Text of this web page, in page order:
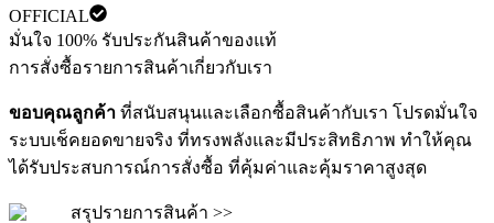
OFFICIAL
มั่นใจ 100% รับประกันสินค้าของแท้
การสั่งซื้อรายการสินค้าเกี่ยวกับเรา
ขอบคุณลูกค้า ที่สนับสนุนและเลือกซื้อสินค้ากับเรา โปรดมั่นใจ
ระบบเช็คยอดขายจริง ที่ทรงพลังและมีประสิทธิภาพ ทำให้คุณ
ได้รับประสบการณ์การสั่งซื้อ ที่คุ้มค่าและคุ้มราคาสูงสุด
สรุปรายการสินค้า >>